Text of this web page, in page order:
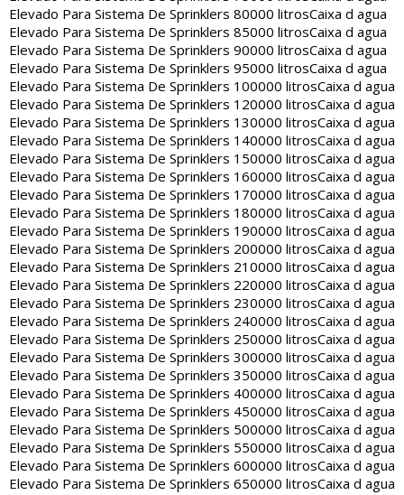
Elevado Para Sistema De Sprinklers 80000 litrosCaixa d agua
Elevado Para Sistema De Sprinklers 85000 litrosCaixa d agua
Elevado Para Sistema De Sprinklers 90000 litrosCaixa d agua
Elevado Para Sistema De Sprinklers 95000 litrosCaixa d agua
Elevado Para Sistema De Sprinklers 100000 litrosCaixa d agua
Elevado Para Sistema De Sprinklers 120000 litrosCaixa d agua
Elevado Para Sistema De Sprinklers 130000 litrosCaixa d agua
Elevado Para Sistema De Sprinklers 140000 litrosCaixa d agua
Elevado Para Sistema De Sprinklers 150000 litrosCaixa d agua
Elevado Para Sistema De Sprinklers 160000 litrosCaixa d agua
Elevado Para Sistema De Sprinklers 170000 litrosCaixa d agua
Elevado Para Sistema De Sprinklers 180000 litrosCaixa d agua
Elevado Para Sistema De Sprinklers 190000 litrosCaixa d agua
Elevado Para Sistema De Sprinklers 200000 litrosCaixa d agua
Elevado Para Sistema De Sprinklers 210000 litrosCaixa d agua
Elevado Para Sistema De Sprinklers 220000 litrosCaixa d agua
Elevado Para Sistema De Sprinklers 230000 litrosCaixa d agua
Elevado Para Sistema De Sprinklers 240000 litrosCaixa d agua
Elevado Para Sistema De Sprinklers 250000 litrosCaixa d agua
Elevado Para Sistema De Sprinklers 300000 litrosCaixa d agua
Elevado Para Sistema De Sprinklers 350000 litrosCaixa d agua
Elevado Para Sistema De Sprinklers 400000 litrosCaixa d agua
Elevado Para Sistema De Sprinklers 450000 litrosCaixa d agua
Elevado Para Sistema De Sprinklers 500000 litrosCaixa d agua
Elevado Para Sistema De Sprinklers 550000 litrosCaixa d agua
Elevado Para Sistema De Sprinklers 600000 litrosCaixa d agua
Elevado Para Sistema De Sprinklers 650000 litrosCaixa d agua